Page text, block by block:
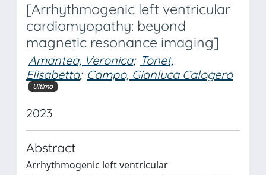
[Arrhythmogenic left ventricular
cardiomyopathy: beyond
magnetic resonance imaging]
Amantea, Veronica; Tonet,
Elisabetta; Campo, Gianluca Calogero
Ultimo
2023
Abstract
Arrhythmogenic left ventricular